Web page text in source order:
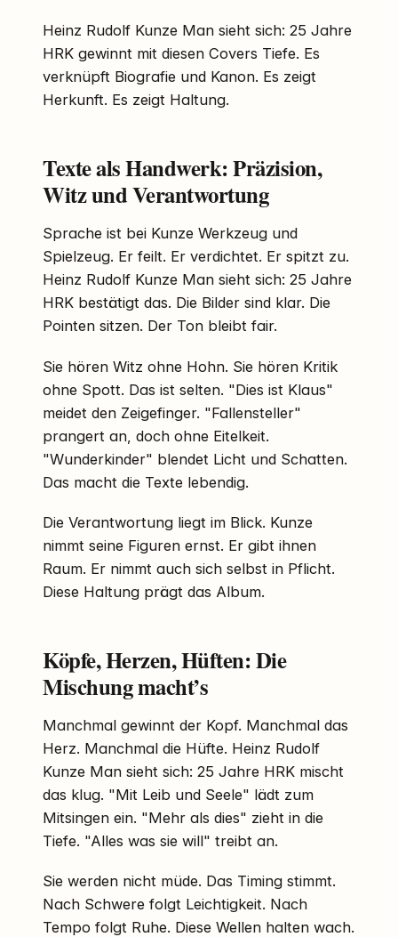
Heinz Rudolf Kunze Man sieht sich: 25 Jahre
HRK gewinnt mit diesen Covers Tiefe. Es
verknüpft Biografie und Kanon. Es zeigt
Herkunft. Es zeigt Haltung.
Texte als Handwerk: Präzision,
Witz und Verantwortung
Sprache ist bei Kunze Werkzeug und
Spielzeug. Er feilt. Er verdichtet. Er spitzt zu.
Heinz Rudolf Kunze Man sieht sich: 25 Jahre
HRK bestätigt das. Die Bilder sind klar. Die
Pointen sitzen. Der Ton bleibt fair.
Sie hören Witz ohne Hohn. Sie hören Kritik
ohne Spott. Das ist selten. "Dies ist Klaus"
meidet den Zeigefinger. "Fallensteller"
prangert an, doch ohne Eitelkeit.
"Wunderkinder" blendet Licht und Schatten.
Das macht die Texte lebendig.
Die Verantwortung liegt im Blick. Kunze
nimmt seine Figuren ernst. Er gibt ihnen
Raum. Er nimmt auch sich selbst in Pflicht.
Diese Haltung prägt das Album.
Köpfe, Herzen, Hüften: Die
Mischung macht’s
Manchmal gewinnt der Kopf. Manchmal das
Herz. Manchmal die Hüfte. Heinz Rudolf
Kunze Man sieht sich: 25 Jahre HRK mischt
das klug. "Mit Leib und Seele" lädt zum
Mitsingen ein. "Mehr als dies" zieht in die
Tiefe. "Alles was sie will" treibt an.
Sie werden nicht müde. Das Timing stimmt.
Nach Schwere folgt Leichtigkeit. Nach
Tempo folgt Ruhe. Diese Wellen halten wach.